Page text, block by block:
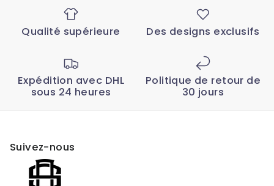
Qualité supérieure Des designs exclusifs
Expédition avec DHL
sous 24 heures
Politique de retour de
30 jours
Suivez-nous